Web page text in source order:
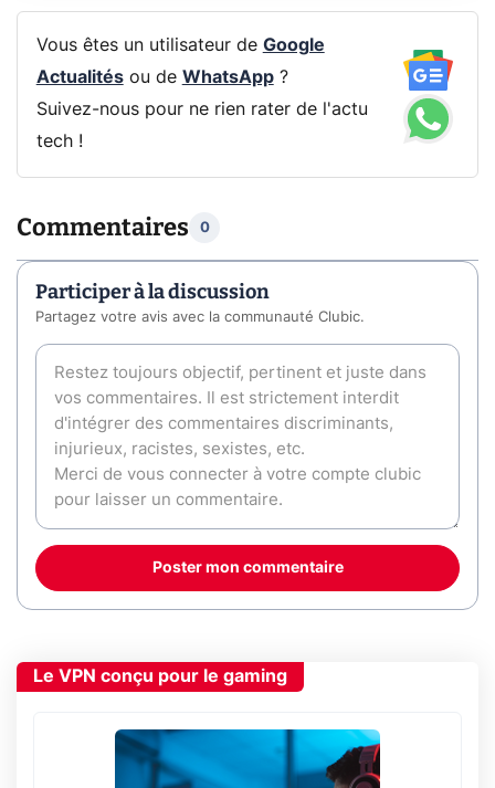
Vous êtes un utilisateur de Google
Actualitésou de WhatsApp?
Suivez-nous pour ne rien rater de l'actu
tech !
Commentaires 0
Participer à la discussion
Partagez votre avis avec la communauté Clubic.
Poster mon commentaire
Le VPN conçu pour le gaming